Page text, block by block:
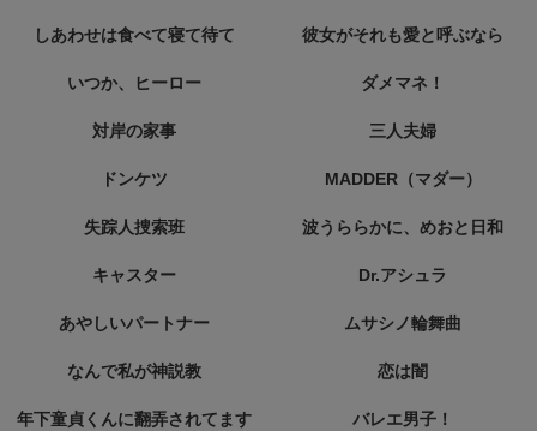
しあわせは食べて寝て待て 彼女がそれも愛と呼ぶなら
いつか、ヒーロー ダメマネ！
対岸の家事 三人夫婦
ドンケツ MADDER（マダー）
失踪人捜索班 波うららかに、めおと日和
キャスター Dr.アシュラ
あやしいパートナー ムサシノ輪舞曲
なんで私が神説教 恋は闇
年下童貞くんに翻弄されてます バレエ男子！